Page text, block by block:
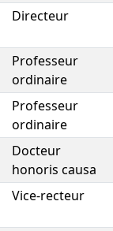
Directeur
Professeur
ordinaire
Professeur
ordinaire
Docteur
honoris causa
Vice-recteur